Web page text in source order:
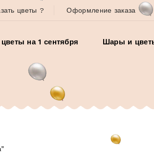
цветы ? Оформление заказа
на 1 сентября Шары и